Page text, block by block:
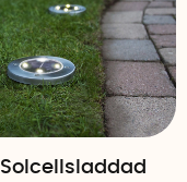
Solcellsladdad